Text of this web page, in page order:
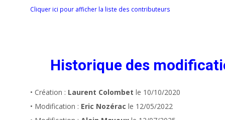
Cliquer ici pour afficher la liste des contributeurs
Historique des
• Création : Laurent Colombet le 10/10/2020
• Modification : Eric Nozérac le 12/05/2022